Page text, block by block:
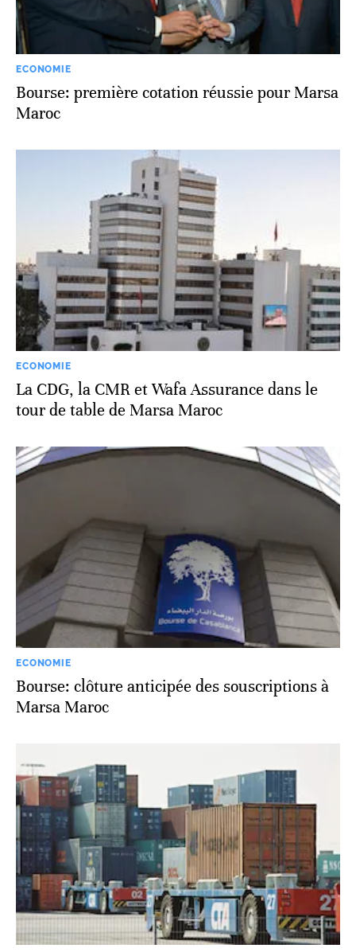
ECONOMIE
Bourse: première cotation réussie pour Marsa
Maroc
ECONOMIE
La CDG, la CMR et Wafa Assurance dans le
tour de table de Marsa Maroc
ECONOMIE
Bourse: clôture anticipée des souscriptions à
Marsa Maroc